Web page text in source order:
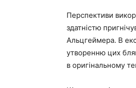
Перспективи
здатністю
Альцгеймера. В
утворенню цих
в оригінальному